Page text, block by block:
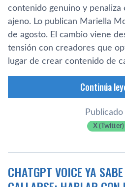
contenido genuino y penaliza
ajeno. Lo publican Mariella
de agosto. El cambio viene
tensión con creadores que
lugar de crear contenido de
Continúa
Publicado
X (Twitter)
CHATGPT VOICE YA